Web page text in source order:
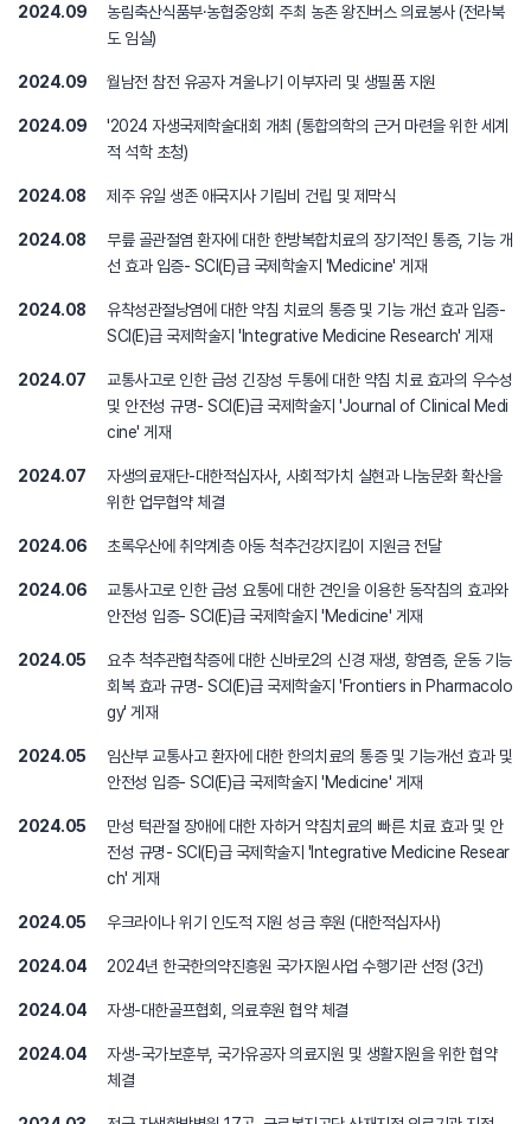
2024.09
농림축산식품부·농협중앙회 주최 농촌 왕진버스 의료봉사 (전라북
도 임실)
2024.09 월남전 참전 유공자 겨울나기 이부자리 및 생필품 지원
2024.09
'2024 자생국제학술대회 개최 (통합의학의 근거 마련을 위한 세계
적 석학 초청)
2024.08 제주 유일 생존 애국지사 기림비 건립 및 제막식
2024.08
무릎 골관절염 환자에 대한 한방복합치료의 장기적인 통증, 기능 개
선 효과 입증- SCI(E)급 국제학술지 'Medicine' 게재
2024.08
유착성관절낭염에 대한 약침 치료의 통증 및 기능 개선 효과 입증-
SCI(E)급 국제학술지 'Integrative Medicine Research' 게재
2024.07
교통사고로 인한 급성 긴장성 두통에 대한 약침 치료 효과의 우수성
및 안전성 규명- SCI(E)급 국제학술지 'Journal of Clinical Medi
cine' 게재
2024.07
자생의료재단-대한적십자사, 사회적가치 실현과 나눔문화 확산을
위한 업무협약 체결
2024.06 초록우산에 취약계층 아동 척추건강지킴이 지원금 전달
2024.06
교통사고로 인한 급성 요통에 대한 견인을 이용한 동작침의 효과와
안전성 입증- SCI(E)급 국제학술지 'Medicine' 게재
2024.05
요추 척추관협착증에 대한 신바로2의 신경 재생, 항염증, 운동 기능
회복 효과 규명- SCI(E)급 국제학술지 'Frontiers in Pharmacolo
gy' 게재
2024.05
임산부 교통사고 환자에 대한 한의치료의 통증 및 기능개선 효과 및
안전성 입증- SCI(E)급 국제학술지 'Medicine' 게재
2024.05
만성 턱관절 장애에 대한 자하거 약침치료의 빠른 치료 효과 및 안
전성 규명- SCI(E)급 국제학술지 'Integrative Medicine Resear
ch' 게재
2024.05 우크라이나 위기 인도적 지원 성금 후원 (대한적십자사)
2024.04 2024년 한국한의약진흥원 국가지원사업 수행기관 선정 (3건)
2024.04 자생-대한골프협회, 의료후원 협약 체결
2024.04
자생-국가보훈부, 국가유공자 의료지원 및 생활지원을 위한 협약
체결